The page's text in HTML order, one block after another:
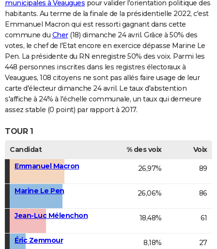
municipales à Veaugues pour valider l'orientation politique des
habitants. Au terme de la finale de la présidentielle 2022, c'est
Emmanuel Macron qui est ressorti gagnant dans cette
commune du Cher(18) dimanche 24 avril. Grâce à 50% des
votes, le chef de l'Etat encore en exercice dépasse Marine Le
Pen. La présidente du RN enregistre 50% des voix. Parmi les
448 personnes inscrites dans les registres électoraux à
Veaugues, 108 citoyens ne sont pas allés faire usage de leur
carte d'électeur dimanche 24 avril. Le taux d'abstention
s'affiche à 24% à l'échelle communale, un taux qui demeure
assez stable (0 point) par rapport à 2017.
TOUR 1
Candidat % des voix
Voix
Emmanuel Macron
26,97% 89
Marine Le Pen 26,06% 86
Jean-Luc Mélenchon 18,48% 61
Éric Zemmour 8,18% 27